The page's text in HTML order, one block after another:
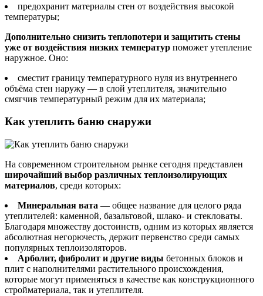
предохранит материалы стен от воздействия высокой
температуры;
Дополнительно снизить теплопотери и защитить стены
уже от воздействия низких температур поможет утепление
наружное. Оно:
сместит границу температурного нуля из внутреннего
объёма стен наружу — в слой утеплителя, значительно
смягчив температурный режим для их материала;
Как утеплить баню снаружи
На современном строительном рынке сегодня представлен
широчайший выбор различных теплоизолирующих
материалов, среди которых:
Минеральная вата — общее название для целого ряда
утеплителей: каменной, базальтовой, шлако‑ и стекловаты.
Благодаря множеству достоинств, одним из которых является
абсолютная негорючесть, держит первенство среди самых
популярных теплоизоляторов.
Арболит, фибролит и другие виды бетонных блоков и
плит с наполнителями растительного происхождения,
которые могут применяться в качестве как конструкционного
стройматериала, так и утеплителя.